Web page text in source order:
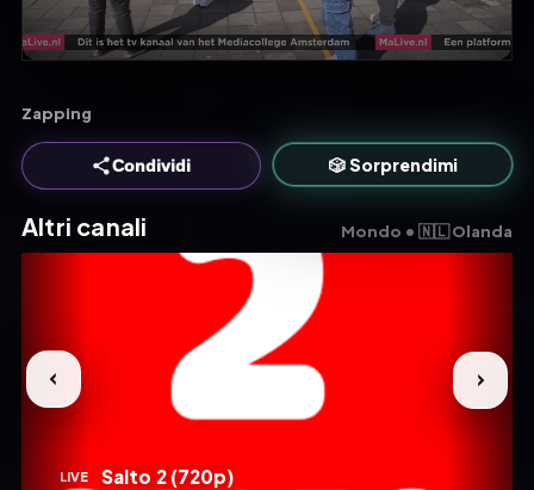
Zapping
Condividi 🎲 Sorprendimi
Altri canali Mondo • 🇳🇱 Olanda
LIVE Salto 2 (720p)